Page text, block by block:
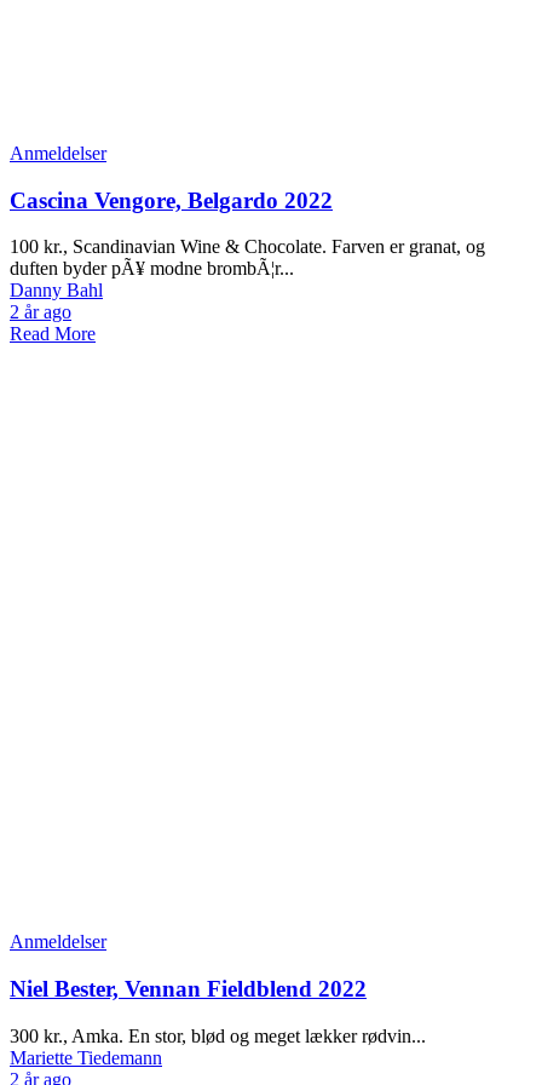
Anmeldelser
Cascina Vengore, Belgardo 2022
100 kr., Scandinavian Wine & Chocolate. Farven er granat, og
duften byder pÃ¥ modne brombÃ¦r...
Danny Bahl
2 år ago
Read More
Anmeldelser
Niel Bester, Vennan Fieldblend 2022
300 kr., Amka. En stor, blød og meget lækker rødvin...
Mariette Tiedemann
2 år ago